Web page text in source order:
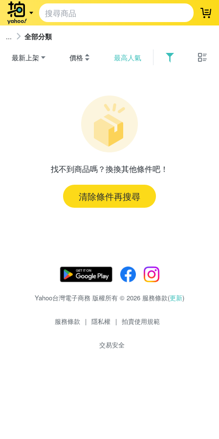
登
全部分類
最新上架 價格 最高人氣
找不到商品嗎？換換其他條件吧！
清除條件再搜尋
Yahoo台灣電子商務 版權所有 © 2026 服務條款(更新)
服務條款 | 隱私權 | 拍賣使用規範
交易安全